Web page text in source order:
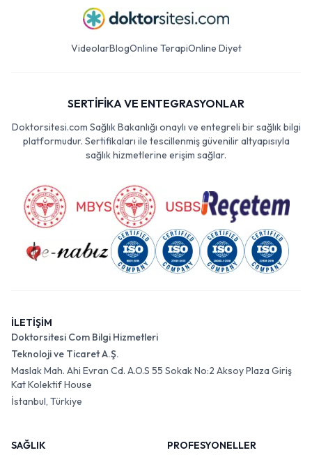
VideolarBlogOnline TerapiOnline Diyet
SERTİFİKA VE ENTEGRASYONLAR
Doktorsitesi.com Sağlık Bakanlığı onaylı ve entegreli bir sağlık bilgi
platformudur. Sertifikaları ile tescillenmiş güvenilir altyapısıyla
sağlık hizmetlerine erişim sağlar.
İLETİŞİM
Doktorsitesi Com Bilgi Hizmetleri
Teknoloji ve Ticaret A.Ş.
Maslak Mah. Ahi Evran Cd. A.O.S 55 Sokak No:2 Aksoy Plaza Giriş
Kat Kolektif House
İstanbul, Türkiye
SAĞLIK
PROFESYONELLER